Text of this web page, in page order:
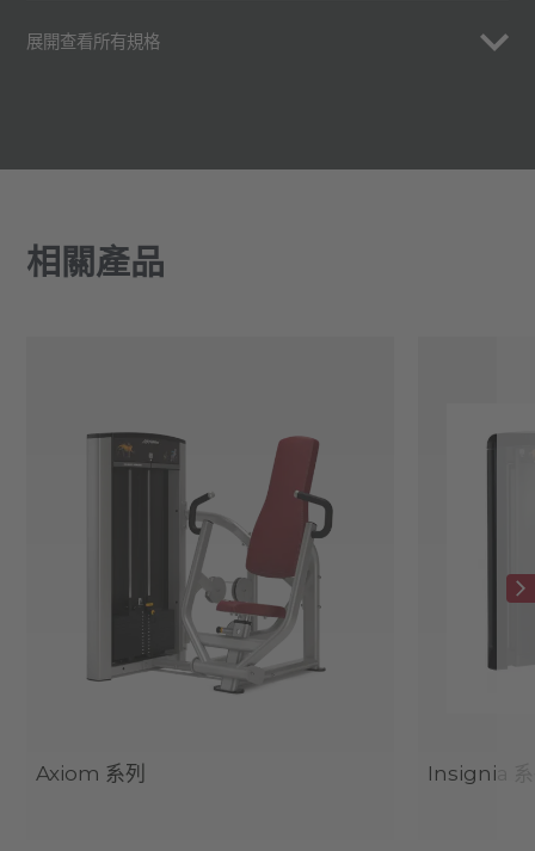
展開查看所有規格
相關產品
Axiom 系列 Insignia